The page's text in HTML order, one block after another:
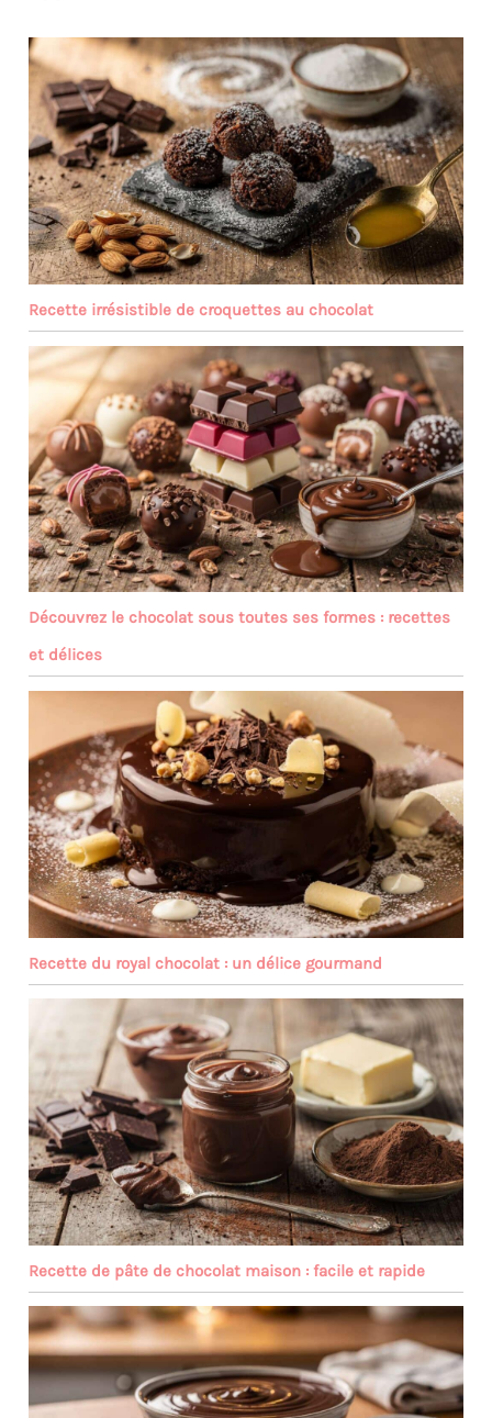
Recette irrésistible de croquettes au chocolat
Découvrez le chocolat sous toutes ses formes : recettes
et délices
Recette du royal chocolat : un délice gourmand
Recette de pâte de chocolat maison : facile et rapide